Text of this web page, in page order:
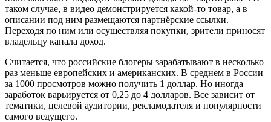
таком случае, в видео демонстрируется какой-то товар, а в
описании под ним размещаются партнёрские ссылки.
Переходя по ним или осуществляя покупки, зрители приносят
владельцу канала доход.
Считается, что российские блогеры зарабатывают в несколько
раз меньше европейских и американских. В среднем в России
за 1000 просмотров можно получить 1 доллар. Но иногда
заработок варьируется от 0,25 до 4 долларов. Все зависит от
тематики, целевой аудитории, рекламодателя и популярности
самого ведущего.